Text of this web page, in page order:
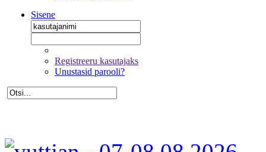
Sisene
Registreeru kasutajaks
Unustasid parooli?